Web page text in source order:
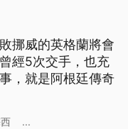
挪威的英格蘭將會
經5次交手，也充
，就是阿根廷傳奇
...